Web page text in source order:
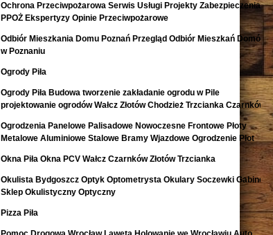
Ochrona Przeciwpożarowa Serwis Usługi Projekty Zabezpieczenia
PPOŻ Ekspertyzy Opinie Przeciwpożarowe
Odbiór Mieszkania Domu Poznań Przegląd Odbiór Mieszkań Domów
w Poznaniu
Ogrody Piła
Ogrody Piła Budowa tworzenie zakładanie ogrodu w Pile
projektowanie ogrodów Wałcz Złotów Chodzież Trzcianka Czarnków
Ogrodzenia Panelowe Palisadowe Nowoczesne Frontowe Płoty
Metalowe Aluminiowe Stalowe Bramy Wjazdowe Ogrodzenie Płot
Okna Piła Okna PCV Wałcz Czarnków Złotów Trzcianka
Okulista Bydgoszcz Optyk Optometrysta Okulary Soczewki Gabinet
Sklep Okulistyczny Optyczny
Pizza Piła